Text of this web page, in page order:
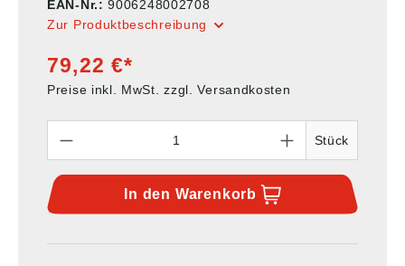
EAN-Nr.:9006248002708
Zur Produktbeschreibung
79,22 €*
Preise inkl. MwSt. zzgl. Versandkosten
Stück
In den Warenkorb